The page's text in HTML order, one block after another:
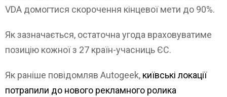
VDA домогтися скорочення кінцевої мети до 90%.
Як зазначається, остаточна угода враховуватиме
позицію кожної з 27 країн-учасниць ЄС.
Як раніше повідомляв Autogeek, київські локації
потрапили до нового рекламного ролика